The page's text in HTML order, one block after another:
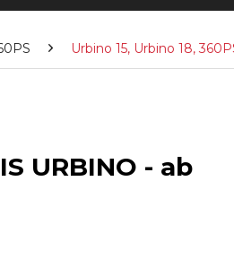
Urbino 15, Urbino 18,
URBINO - ab